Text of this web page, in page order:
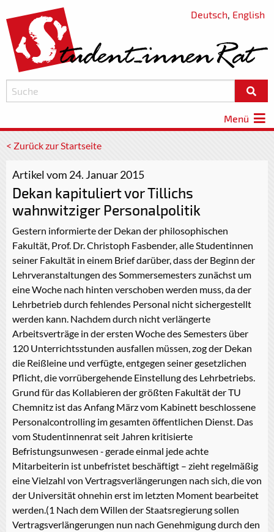
Deutsch, English
Menü
< Zurück zur Startseite
Artikel vom 24. Januar 2015
Dekan kapituliert vor Tillichs
wahnwitziger Personalpolitik
Gestern informierte der Dekan der philosophischen
Fakultät, Prof. Dr. Christoph Fasbender, alle Studentinnen
seiner Fakultät in einem Brief darüber, dass der Beginn der
Lehrveranstaltungen des Sommersemesters zunächst um
eine Woche nach hinten verschoben werden muss, da der
Lehrbetrieb durch fehlendes Personal nicht sichergestellt
werden kann. Nachdem durch nicht verlängerte
Arbeitsverträge in der ersten Woche des Semesters über
120 Unterrichtsstunden ausfallen müssen, zog der Dekan
die Reißleine und verfügte, entgegen seiner gesetzlichen
Pflicht, die vorrübergehende Einstellung des Lehrbetriebs.
Grund für das Kollabieren der größten Fakultät der TU
Chemnitz ist das Anfang März vom Kabinett beschlossene
Personalcontrolling im gesamten öffentlichen Dienst. Das
vom Studentinnenrat seit Jahren kritisierte
Befristungsunwesen ‑ gerade einmal jede achte
Mitarbeiterin ist unbefristet beschäftigt – zieht regelmäßig
eine Vielzahl von Vertragsverlängerungen nach sich, die von
der Universität ohnehin erst im letzten Moment bearbeitet
werden.(1 Nach dem Willen der Staatsregierung sollen
Vertragsverlängerungen nun nach Genehmigung durch den